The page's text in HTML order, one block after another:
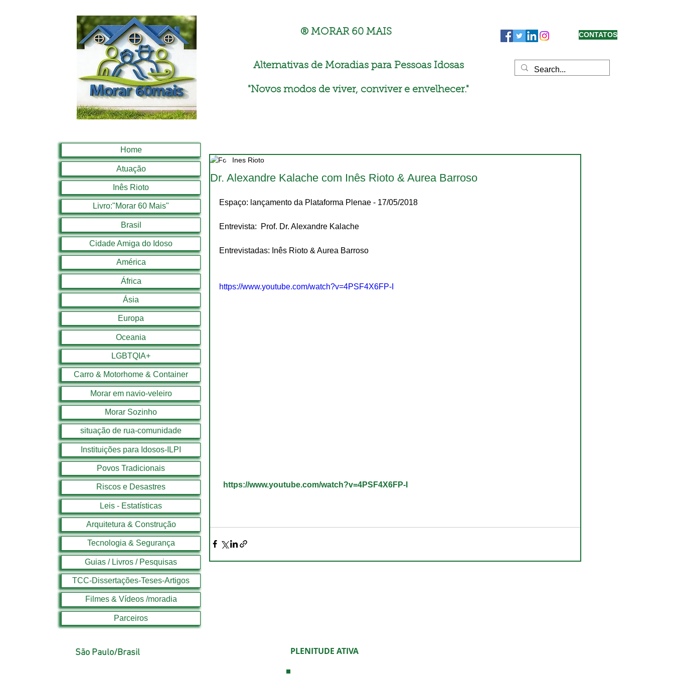
® MORAR 60 MAIS
Alternativas de Moradias para Pessoas Idosas
"Novos modos de viver, conviver e envelhecer."
CONTATOS
Dr. Alexandre Kalache com Inês Rioto & Aurea Barroso
Ines Rioto
Espaço: lançamento da Plataforma Plenae - 17/05/2018
Entrevista:  Prof. Dr. Alexandre Kalache
Entrevistadas: Inês Rioto & Aurea Barroso
https://www.youtube.com/watch?v=4PSF4X6FP-I
https://www.youtube.com/watch?v=4PSF4X6FP-I
Home
Atuação
Inês Rioto
Livro:"Morar 60 Mais"
Brasil
Cidade Amiga do Idoso
América
África
Ásia
Europa
Oceania
LGBTQIA+
Carro & Motorhome & Container
Morar em navio-veleiro
Morar Sozinho
situação de rua-comunidade
Instituições para Idosos-ILPI
Povos Tradicionais
Riscos e Desastres
Leis - Estatísticas
Arquitetura & Construção
Tecnologia & Segurança
Guias / Livros / Pesquisas
TCC-Dissertações-Teses-Artigos
Filmes & Vídeos /moradia
Parceiros
São Paulo/Brasil PLENITUDE ATIVA